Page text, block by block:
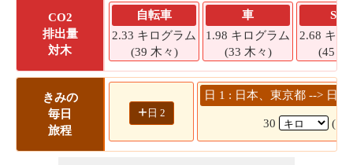
CO2
排出量
対木
自転車
2.33 キログラム
(39 木々)
車
1.98 キログラム
(33 木々)
SUV
2.68 キロ
(45 木
きみの
毎日
旅程
+ 日 2
日 1 : 日本、東京都 --> 日
30 (